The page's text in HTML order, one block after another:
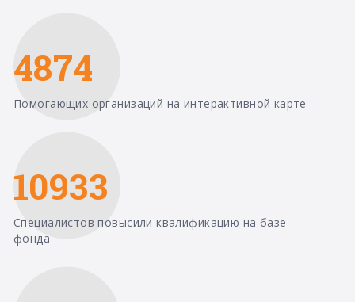
4874
Помогающих организаций на интерактивной карте
10933
Специалистов повысили квалификацию на базе
фонда